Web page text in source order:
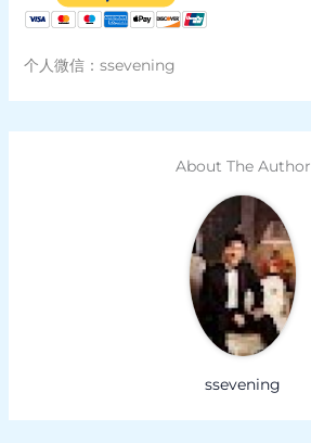
个人微信：ssevening
About The Author
ssevening